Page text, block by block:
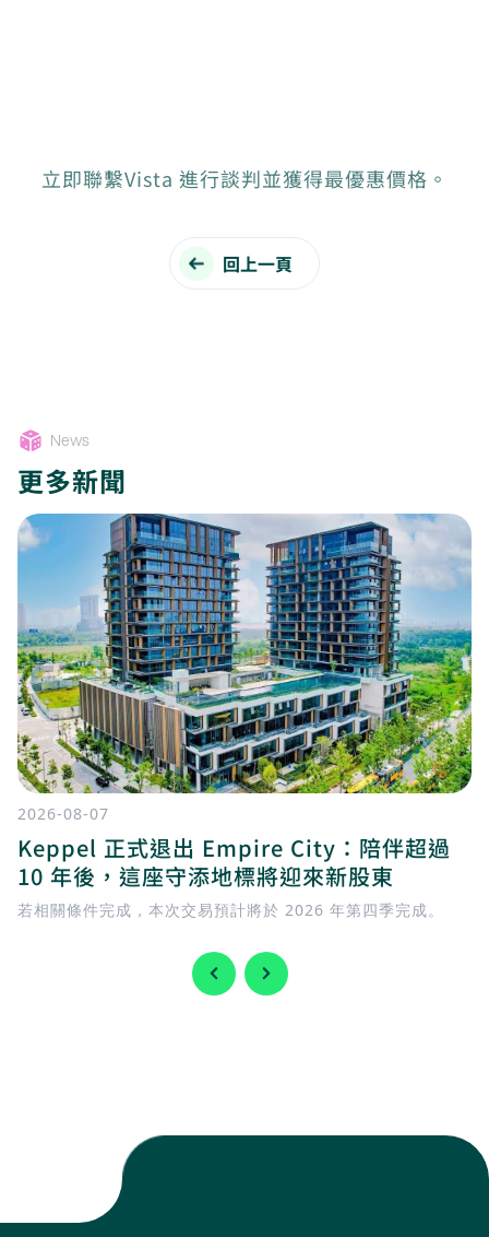
立即聯繫Vista 進行談判並獲得最優惠價格。
回上一頁
News
更多新聞
2026-08-07
Keppel 正式退出 Empire City：陪伴超過
10 年後，這座守添地標將迎來新股東
若相關條件完成，本次交易預計將於 2026 年第四季完成。